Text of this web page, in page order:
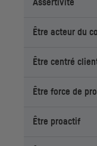
Assertivité
Être acteur du
Être centré
Être force de
Être proactif